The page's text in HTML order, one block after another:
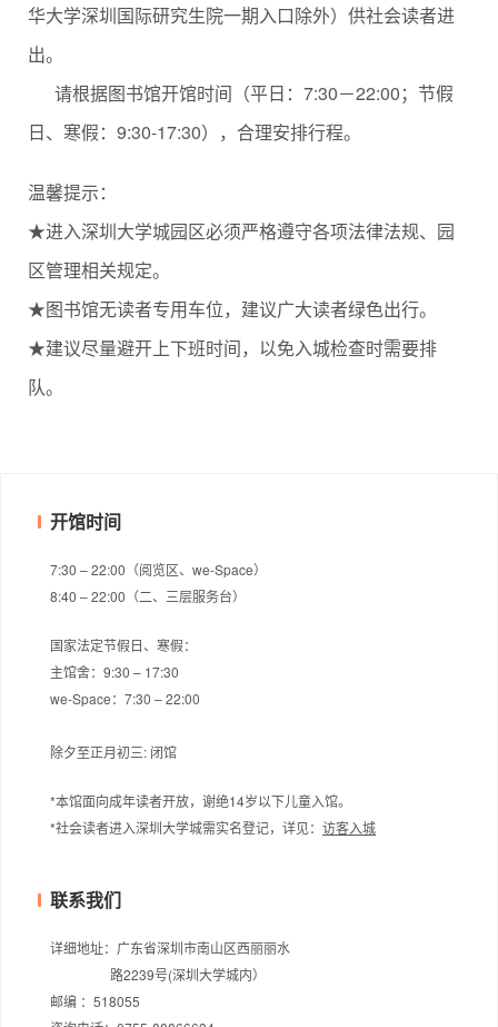
华大学深圳国际研究生院一期入口除外）供社会读者进
出。
请根据图书馆开馆时间（平日：7:30－22:00；节假
日、寒假：9:30-17:30），合理安排行程。
温馨提示：
★进入深圳大学城园区必须严格遵守各项法律法规、园
区管理相关规定。
★图书馆无读者专用车位，建议广大读者绿色出行。
★建议尽量避开上下班时间，以免入城检查时需要排
队。
开馆时间
7:30 – 22:00（阅览区、we-Space）
8:40 – 22:00（二、三层服务台）
国家法定节假日、寒假：
主馆舍：9:30 – 17:30
we-Space：7:30 – 22:00
除夕至正月初三: 闭馆
*本馆面向成年读者开放，谢绝14岁以下儿童入馆。
*社会读者进入深圳大学城需实名登记，详见：访客入城
联系我们
详细地址：广东省深圳市南山区西丽丽水
路2239号(深圳大学城内）
邮编 ：518055